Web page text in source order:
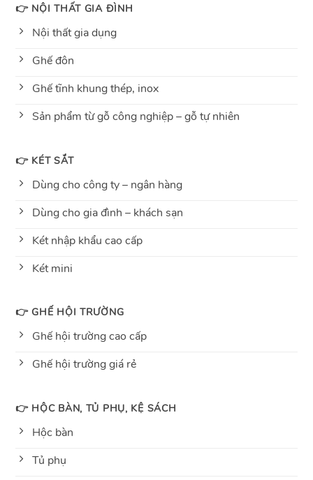
👉 NỘI THẤT GIA ĐÌNH
Nội thất gia dụng
Ghế đôn
Ghế tĩnh khung thép, inox
Sản phẩm từ gỗ công nghiệp – gỗ tự nhiên
👉 KÉT SẮT
Dùng cho công ty – ngân hàng
Dùng cho gia đình – khách sạn
Két nhập khẩu cao cấp
Két mini
👉 GHẾ HỘI TRƯỜNG
Ghế hội trường cao cấp
Ghế hội trường giá rẻ
👉 HỘC BÀN, TỦ PHỤ, KỆ SÁCH
Hộc bàn
Tủ phụ